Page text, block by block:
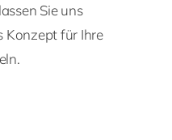
Sie uns
Konzept für Ihre